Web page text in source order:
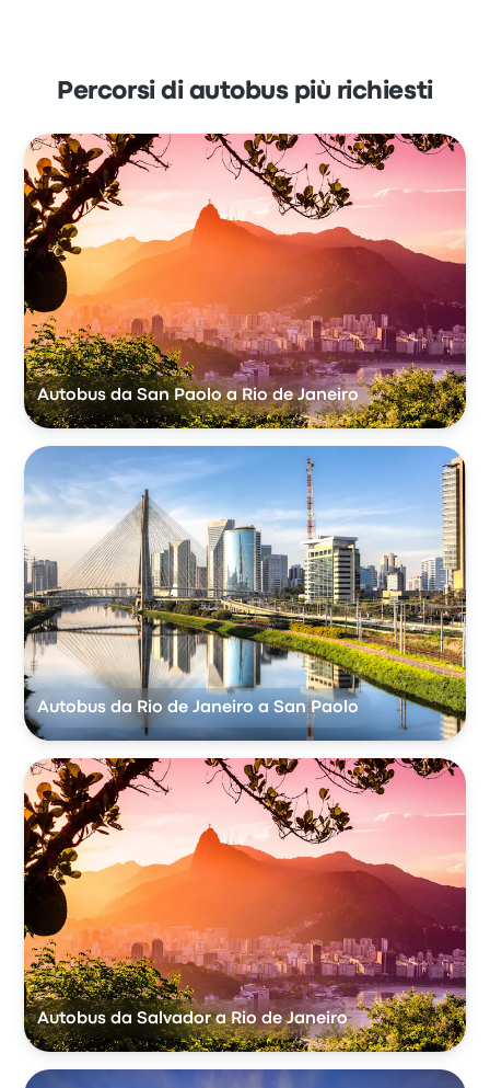
Percorsi di autobus più richiesti
Autobus da San Paolo a Rio de Janeiro
Autobus da Rio de Janeiro a San Paolo
Autobus da Salvador a Rio de Janeiro